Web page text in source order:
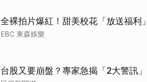
全裸拍片爆紅！甜美校花「放送福利
EBC 東森娛樂
台股又要崩盤？專家急揭「2大警訊